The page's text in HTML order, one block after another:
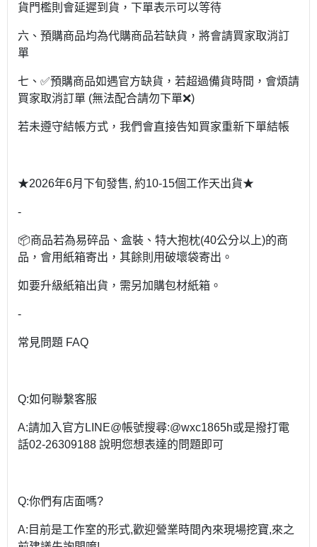
貨門檻則會延遲到貨，下單表示可以等待
六、預購商品均為代購商品若缺貨，將會請買家取消訂
單
七、✅預購商品如遇官方缺貨，若超過備貨時間，會煩請
買家取消訂單 (無法配合請勿下單❌)
若未遵守結帳方式，我們會直接告知買家重新下單結帳
★2026年6月下旬發售, 約10-15個工作天出貨★
-
📦商品若為易碎品、盒裝、特大抱枕(40公分以上)的商
品，會用紙箱寄出，其餘則用破壞袋寄出。
如要升級紙箱出貨，需另加購包材紙箱。
-
常見問題 FAQ
Q:如何聯繫客服
A:請加入官方LINE@帳號搜尋:@wxc1865h或是撥打電
話02-26309188 說明您想表達的問題即可
Q:你們有店面嗎?
A:目前是工作室的形式,歡迎營業時間內來現場挖寶,來之